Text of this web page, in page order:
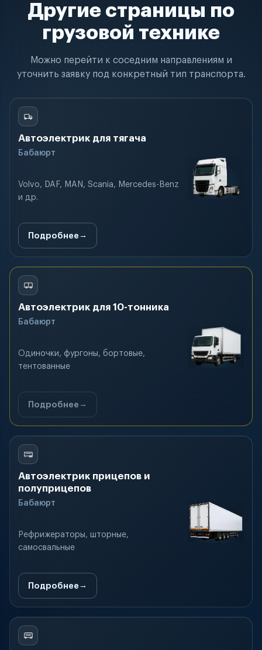
Другие страницы по
грузовой технике
Можно перейти к соседним направлениям и
уточнить заявку под конкретный тип транспорта.
Автоэлектрик для тягача
Бабаюрт
Volvo, DAF, MAN, Scania, Mercedes-Benz
и др.
Подробнее
Автоэлектрик для 10-тонника
Бабаюрт
Одиночки, фургоны, бортовые,
тентованные
Подробнее
Автоэлектрик прицепов и
полуприцепов
Бабаюрт
Рефрижераторы, шторные,
самосвальные
Подробнее